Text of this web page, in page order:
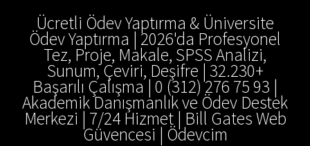
Ücretli Ödev Yaptırma & Üniversite
Ödev Yaptırma | 2026'da Profesyonel
Tez, Proje, Makale, SPSS Analizi,
Sunum, Çeviri, Deşifre | 32.230+
Başarılı Çalışma | 0 (312) 276 75 93 |
Akademik Danışmanlık ve Ödev Destek
Merkezi | 7/24 Hizmet | Bill Gates Web
Güvencesi | Ödevcim